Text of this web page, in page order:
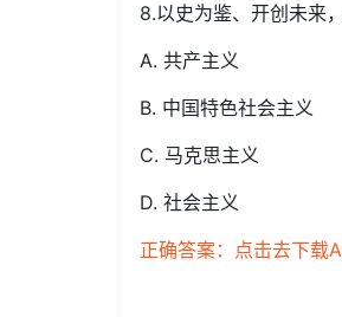
8.以史为鉴、开创未来
A. 共产主义
B. 中国特色社会主义
C. 马克思主义
D. 社会主义
正确答案：点击去下载